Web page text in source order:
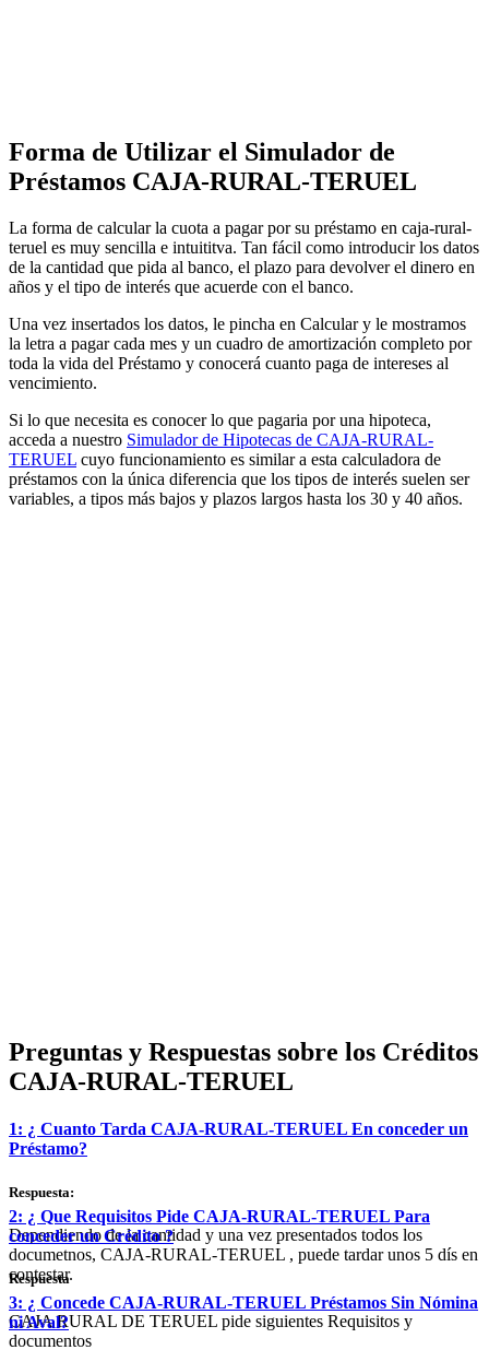
Forma de Utilizar el Simulador de
Préstamos CAJA-RURAL-TERUEL
La forma de calcular la cuota a pagar por su préstamo en caja-rural-
teruel es muy sencilla e intuititva. Tan fácil como introducir los datos
de la cantidad que pida al banco, el plazo para devolver el dinero en
años y el tipo de interés que acuerde con el banco.
Una vez insertados los datos, le pincha en Calcular y le mostramos
la letra a pagar cada mes y un cuadro de amortización completo por
toda la vida del Préstamo y conocerá cuanto paga de intereses al
vencimiento.
Si lo que necesita es conocer lo que pagaria por una hipoteca,
acceda a nuestro Simulador de Hipotecas de CAJA-RURAL-
TERUEL cuyo funcionamiento es similar a esta calculadora de
préstamos con la única diferencia que los tipos de interés suelen ser
variables, a tipos más bajos y plazos largos hasta los 30 y 40 años.
Preguntas y Respuestas sobre los Créditos
CAJA-RURAL-TERUEL
1: ¿ Cuanto Tarda CAJA-RURAL-TERUEL En conceder un
Préstamo?
Respuesta:
Dependiendo de la cantidad y una vez presentados todos los
documetnos, CAJA-RURAL-TERUEL , puede tardar unos 5 dís en
contestar.
2: ¿ Que Requisitos Pide CAJA-RURAL-TERUEL Para
conceder un Crédito ?
Respuesta
CAJA RURAL DE TERUEL pide siguientes Requisitos y
documentos
3: ¿ Concede CAJA-RURAL-TERUEL Préstamos Sin Nómina
ni Aval?